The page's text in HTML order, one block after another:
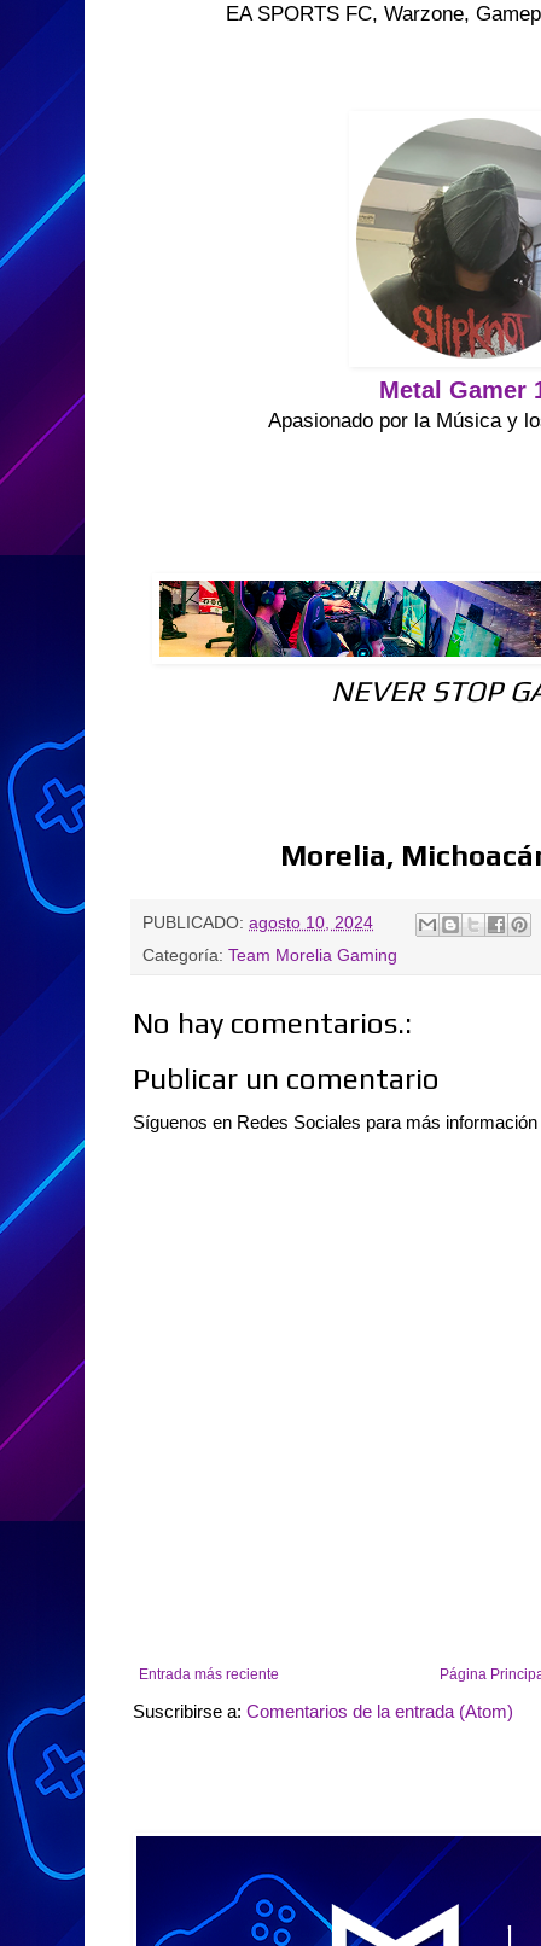
EA SPORTS FC, Warzone,
Metal Gamer
Apasionado por la Música y
NEVER STOP
Morelia,
PUBLICADO: agosto 10, 2024
Categoría: Team Morelia Gaming
No hay comentarios.:
Publicar un comentario
Síguenos en Redes Sociales para más
Entrada más reciente Página
Suscribirse a: Comentarios de la entrada (Atom)